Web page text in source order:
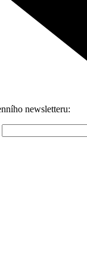
newsletteru: